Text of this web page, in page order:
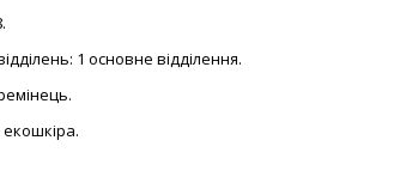
1 основне відділення.